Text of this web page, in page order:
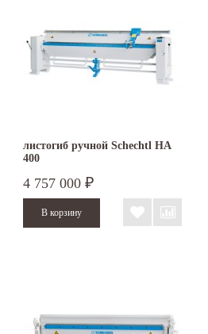
листогиб ручной Schechtl HA
400
4 757 000 ₽